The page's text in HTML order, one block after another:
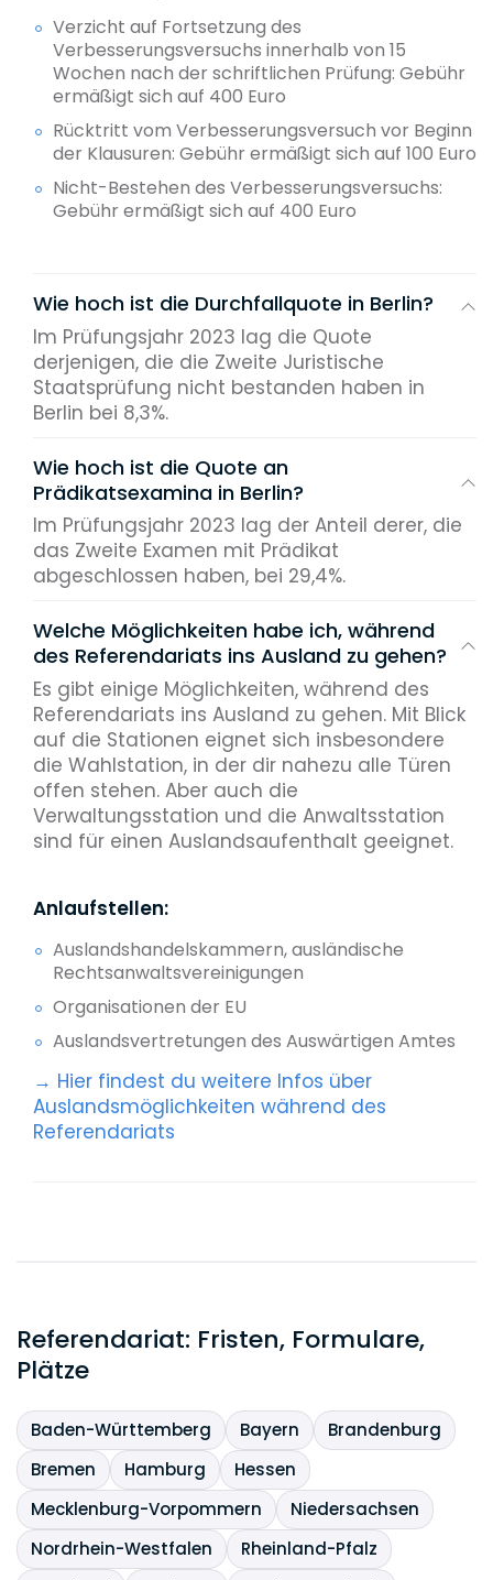
Verzicht auf Fortsetzung des
Verbesserungsversuchs innerhalb von 15
Wochen nach der schriftlichen Prüfung: Gebühr
ermäßigt sich auf 400 Euro
Rücktritt vom Verbesserungsversuch vor Beginn
der Klausuren: Gebühr ermäßigt sich auf 100 Euro
Nicht-Bestehen des Verbesserungsversuchs:
Gebühr ermäßigt sich auf 400 Euro
Wie hoch ist die Durchfallquote in Berlin?
Im Prüfungsjahr 2023 lag die Quote
derjenigen, die die Zweite Juristische
Staatsprüfung nicht bestanden haben in
Berlin bei 8,3%.
Wie hoch ist die Quote an
Prädikatsexamina in Berlin?
Im Prüfungsjahr 2023 lag der Anteil derer, die
das Zweite Examen mit Prädikat
abgeschlossen haben, bei 29,4%.
Welche Möglichkeiten habe ich, während
des Referendariats ins Ausland zu gehen?
Es gibt einige Möglichkeiten, während des
Referendariats ins Ausland zu gehen. Mit Blick
auf die Stationen eignet sich insbesondere
die Wahlstation, in der dir nahezu alle Türen
offen stehen. Aber auch die
Verwaltungsstation und die Anwaltsstation
sind für einen Auslandsaufenthalt geeignet.
Anlaufstellen:
Auslandshandelskammern, ausländische
Rechtsanwaltsvereinigungen
Organisationen der EU
Auslandsvertretungen des Auswärtigen Amtes
→ Hier findest du weitere Infos über
Auslandsmöglichkeiten während des
Referendariats
Referendariat: Fristen, Formulare,
Plätze
Baden-Württemberg Bayern
Brandenburg
Bremen
Hamburg
Hessen
Mecklenburg-Vorpommern
Niedersachsen
Nordrhein-Westfalen
Rheinland-Pfalz